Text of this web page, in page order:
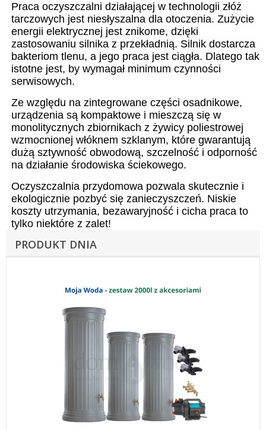
PRODUKT DNIA
Praca oczyszczalni działającej w technologii złóż
tarczowych jest niesłyszalna dla otoczenia. Zużycie
energii elektrycznej jest znikome, dzięki
zastosowaniu silnika z przekładnią. Silnik dostarcza
bakteriom tlenu, a jego praca jest ciągła. Dlatego tak
istotne jest, by wymagał minimum czynności
serwisowych.
Ze względu na zintegrowane części osadnikowe,
urządzenia są kompaktowe i mieszczą się w
monolitycznych zbiornikach z żywicy poliestrowej
wzmocnionej włóknem szklanym, które gwarantują
dużą sztywność obwodową, szczelność i odporność
na działanie środowiska ściekowego.
Oczyszczalnia przydomowa pozwala skutecznie i
ekologicznie pozbyć się zanieczyszczeń. Niskie
koszty utrzymania, bezawaryjność i cicha praca to
tylko niektóre z zalet!